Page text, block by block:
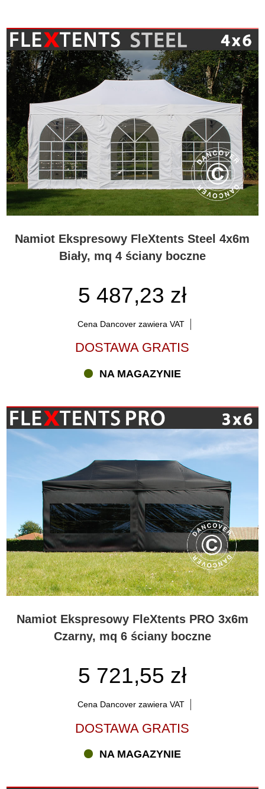
Namiot Ekspresowy FleXtents Steel 4x6m
Biały, mq 4 ściany boczne
5 487,23 zł
Cena Dancover zawiera VAT
DOSTAWA GRATIS
NA MAGAZYNIE
Namiot Ekspresowy FleXtents PRO 3x6m
Czarny, mq 6 ściany boczne
5 721,55 zł
Cena Dancover zawiera VAT
DOSTAWA GRATIS
NA MAGAZYNIE